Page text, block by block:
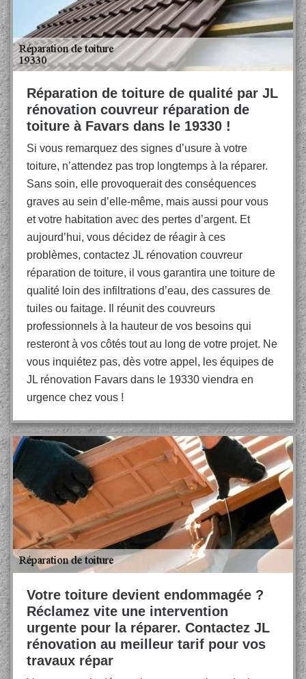
Réparation de toiture de qualité par JL
rénovation couvreur réparation de
toiture à Favars dans le 19330 !
Si vous remarquez des signes d’usure à votre
toiture, n’attendez pas trop longtemps à la réparer.
Sans soin, elle provoquerait des conséquences
graves au sein d’elle-même, mais aussi pour vous
et votre habitation avec des pertes d’argent. Et
aujourd’hui, vous décidez de réagir à ces
problèmes, contactez JL rénovation couvreur
réparation de toiture, il vous garantira une toiture de
qualité loin des infiltrations d’eau, des cassures de
tuiles ou faitage. Il réunit des couvreurs
professionnels à la hauteur de vos besoins qui
resteront à vos côtés tout au long de votre projet. Ne
vous inquiétez pas, dès votre appel, les équipes de
JL rénovation Favars dans le 19330 viendra en
urgence chez vous !
Votre toiture devient endommagée ?
Réclamez vite une intervention
urgente pour la réparer. Contactez JL
rénovation au meilleur tarif pour vos
travaux répar